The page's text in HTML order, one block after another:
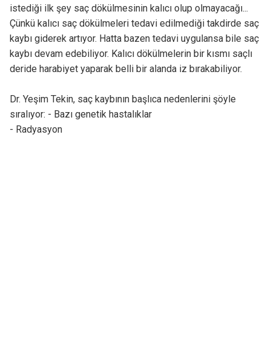
istediği ilk şey saç dökülmesinin kalıcı olup olmayacağı...
Çünkü kalıcı saç dökülmeleri tedavi edilmediği takdirde saç
kaybı giderek artıyor. Hatta bazen tedavi uygulansa bile saç
kaybı devam edebiliyor. Kalıcı dökülmelerin bir kısmı saçlı
deride harabiyet yaparak belli bir alanda iz bırakabiliyor.
Dr. Yeşim Tekin, saç kaybının başlıca nedenlerini şöyle
sıralıyor: - Bazı genetik hastalıklar
- Radyasyon